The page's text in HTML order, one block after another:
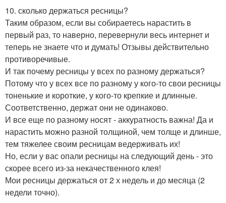
10. сколько держаться ресницы?
Таким образом, если вы собираетесь нарастить в
первый раз, то наверно, перевернули весь интернет и
теперь не знаете что и думать! Отзывы действительно
противоречивые.
И так почему ресницы у всех по разному держаться?
Потому что у всех все по разному у кого-то свои ресницы
тоненькие и короткие, у кого-то крепкие и длинные.
Соответственно, держат они не одинаково.
И все еще по разному носят - аккуратность важна! Да и
нарастить можно разной толщиной, чем толще и длинше,
тем тяжелее своим ресницам ведерживать их!
Но, если у вас опали ресницы на следующий день - это
скорее всего из-за некачественного клея!
Мои ресницы держаться от 2 х недель и до месяца (2
недели точно).